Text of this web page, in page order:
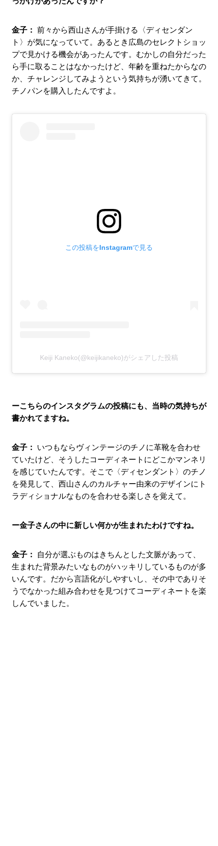
金子： 前々から西山さんが手掛ける〈ディセンダン
ト〉が気になっていて。あるとき広島のセレクトショッ
プで見かける機会があったんです。むかしの自分だった
ら手に取ることはなかったけど、年齢を重ねたからなの
か、チャレンジしてみようという気持ちが湧いてきて。
チノパンを購入したんですよ。
この投稿をInstagramで見る
Keiji Kaneko(@keijikaneko)がシェアした投稿
ーこちらのインスタグラムの投稿にも、当時の気持ちが
書かれてますね。
金子： いつもならヴィンテージのチノに革靴を合わせ
ていたけど、そうしたコーディネートにどこかマンネリ
を感じていたんです。そこで〈ディセンダント〉のチノ
を発見して、西山さんのカルチャー由来のデザインにト
ラディショナルなものを合わせる楽しさを覚えて。
ー金子さんの中に新しい何かが生まれたわけですね。
金子：
自分が選ぶものはきちんとした文脈があって、
生まれた背景みたいなものがハッキリしているものが多
いんです。だから言語化がしやすいし、その中でありそ
うでなかった組み合わせを見つけてコーディネートを楽
しんでいました。